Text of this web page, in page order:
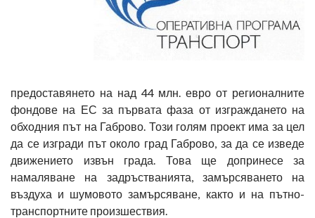
предоставянето на над 44 млн. евро от регионалните
фондове на ЕС за първата фаза от изграждането на
обходния път на Габрово. Този голям проект има за цел
да се изгради път около град Габрово, за да се изведе
движението извън града. Това ще допринесе за
намаляване на задръстванията, замърсяването на
въздуха и шумовото замърсяване, както и на пътно-
транспортните произшествия.